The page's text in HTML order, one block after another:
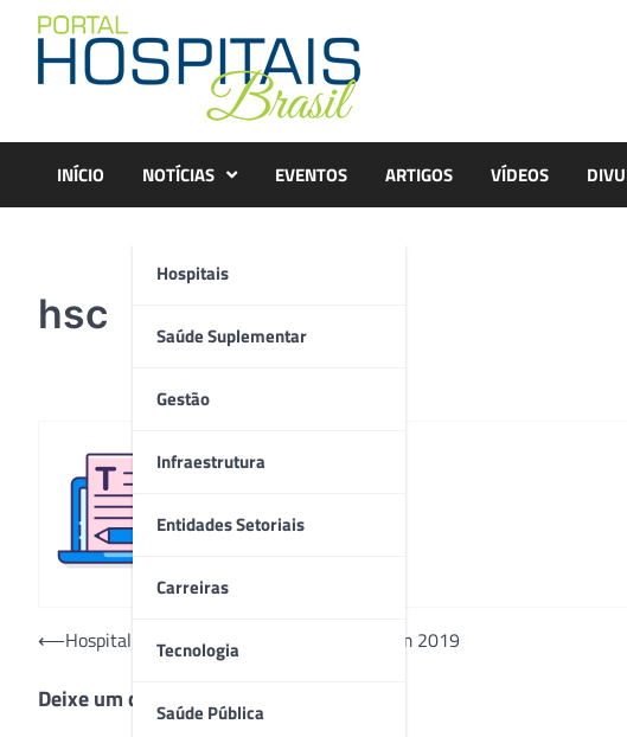
content
INÍCIO NOTÍCIAS
Hospitais
Saúde Suplementar
Gestão
Infraestrutura
Entidades Setoriais
Carreiras
Tecnologia
Saúde Pública
EVENTOS ARTIGOS VÍDEOS
hsc
Navegação
Post
⟵Hospital Santa Cruz comemora 80 anos em 2019
Deixe um comentário